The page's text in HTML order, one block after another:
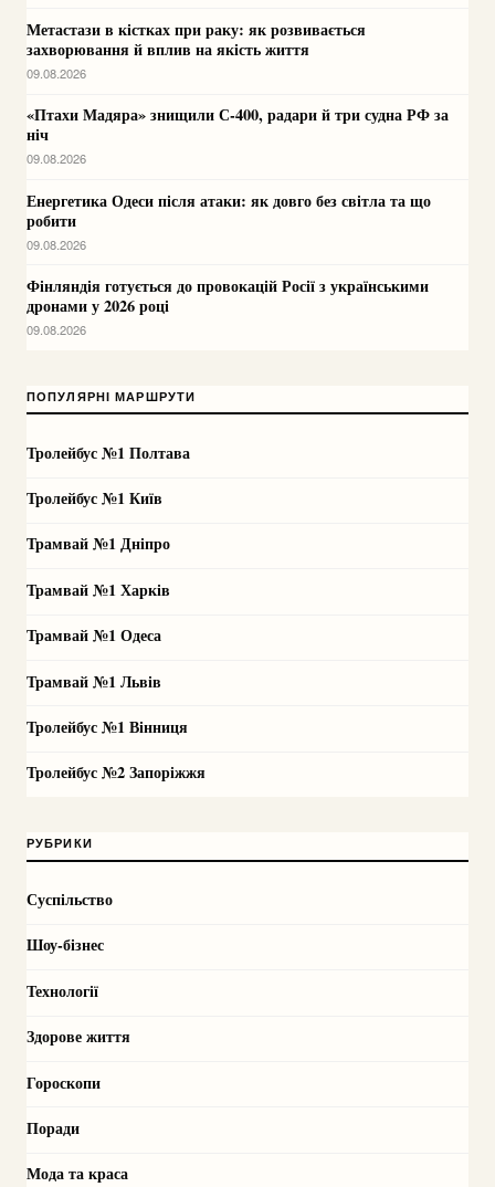
Метастази в кістках при раку: як розвивається
захворювання й вплив на якість життя
09.08.2026
«Птахи Мадяра» знищили С-400, радари й три судна РФ за
ніч
09.08.2026
Енергетика Одеси після атаки: як довго без світла та що
робити
09.08.2026
Фінляндія готується до провокацій Росії з українськими
дронами у 2026 році
09.08.2026
ПОПУЛЯРНІ МАРШРУТИ
Тролейбус №1 Полтава
Тролейбус №1 Київ
Трамвай №1 Дніпро
Трамвай №1 Харків
Трамвай №1 Одеса
Трамвай №1 Львів
Тролейбус №1 Вінниця
Тролейбус №2 Запоріжжя
РУБРИКИ
Суспільство
Шоу-бізнес
Технології
Здорове життя
Гороскопи
Поради
Мода та краса